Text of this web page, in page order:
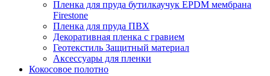
Пленка для пруда бутилкаучук EPDM мембрана
Firestone
Пленка для пруда ПВХ
Декоративная пленка с гравием
Геотекстиль Защитный материал
Аксессуары для пленки
Кокосовое полотно